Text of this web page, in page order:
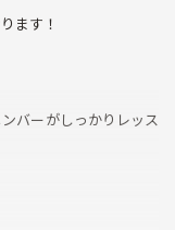
ます！
バーがしっかりレッス